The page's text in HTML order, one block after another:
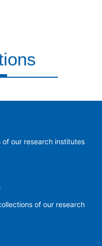
of our research institutes
of our research